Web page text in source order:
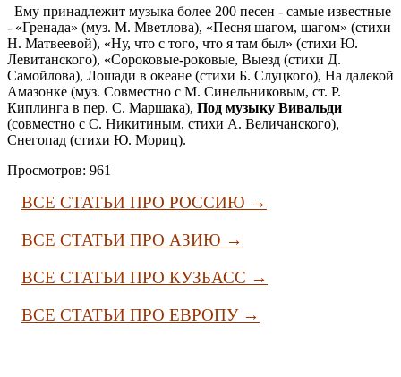
Ему принадлежит музыка более 200 песен - самые известные
- «Гренада» (муз. М. Мветлова), «Песня шагом, шагом» (стихи
Н. Матвеевой), «Ну, что с того, что я там был» (стихи Ю.
Левитанского), «Сороковые-роковые, Выезд (стихи Д.
Самойлова), Лошади в океане (стихи Б. Слуцкого), На далекой
Амазонке (муз. Совместно с М. Синельниковым, ст. Р.
Киплинга в пер. С. Маршака), Под музыку Вивальди
(совместно с С. Никитиным, стихи А. Величанского),
Снегопад (стихи Ю. Мориц).
Просмотров: 961
ВСЕ СТАТЬИ ПРО РОССИЮ →
ВСЕ СТАТЬИ ПРО АЗИЮ →
ВСЕ СТАТЬИ ПРО КУЗБАСС →
ВСЕ СТАТЬИ ПРО ЕВРОПУ →